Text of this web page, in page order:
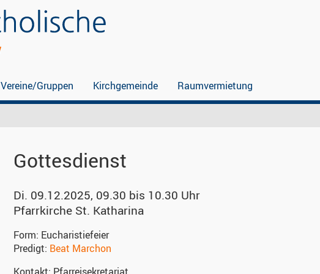
Vereine/Gruppen Kirchgemeinde Raumvermietung
Gottesdienst
Di. 09.12.2025, 09.30 bis 10.30 Uhr
Pfarrkirche St. Katharina
Form: Eucharistiefeier
Predigt: Beat Marchon